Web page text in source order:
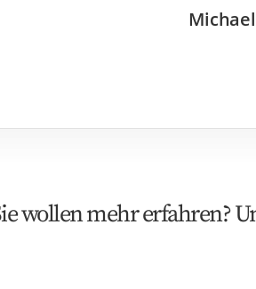
wollen mehr erfahren?